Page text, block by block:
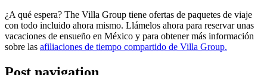
¿A qué espera? The Villa Group tiene ofertas de paquetes de viaje
con todo incluido ahora mismo. Llámelos ahora para reservar unas
vacaciones de ensueño en México y para obtener más información
sobre las afiliaciones de tiempo compartido de Villa Group.
Post navigation